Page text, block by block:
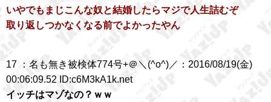
いやでもまじこんな奴と結婚したらマジで人生詰むぞ
取り返しつかなくなる前でよかったやん
17 ：名も無き被検体774号+＠＼(^o^)／：2016/08/19(金)
00:06:09.52 ID:c6M3kA1k.net
イッチはマゾなの？ｗｗ